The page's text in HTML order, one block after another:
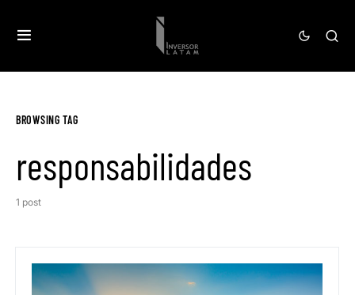
BROWSING TAG
responsabilidades
1 post